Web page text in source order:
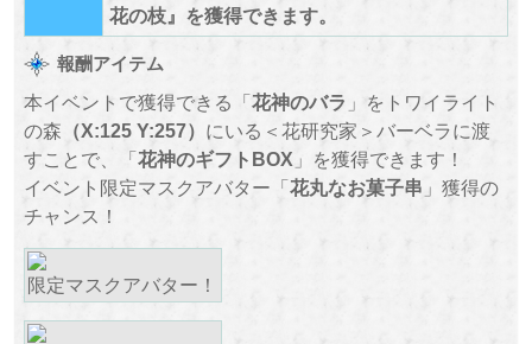
花の枝』を獲得できます。
報酬アイテム
本イベントで獲得できる「花神のバラ 」をトワイライト
の森 （X:125 Y:257） にいる＜花研究家＞バーベラに渡
すことで、「花神のギフトBOX 」を獲得できます！
イベント限定マスクアバター「花丸なお菓子串 」獲得の
チャンス！
限定マスクアバター！